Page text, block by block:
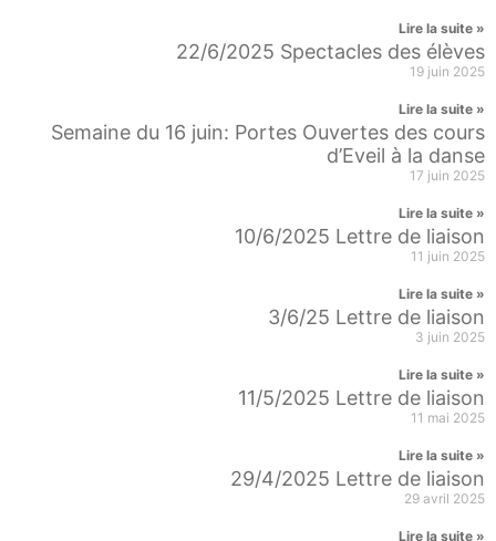
Lire la suite »
22/6/2025 Spectacles des élèves
19 juin 2025
Lire la suite »
Semaine du 16 juin: Portes Ouvertes des cours
d’Eveil à la danse
17 juin 2025
Lire la suite »
10/6/2025 Lettre de liaison
11 juin 2025
Lire la suite »
3/6/25 Lettre de liaison
3 juin 2025
Lire la suite »
11/5/2025 Lettre de liaison
11 mai 2025
Lire la suite »
29/4/2025 Lettre de liaison
29 avril 2025
Lire la suite »